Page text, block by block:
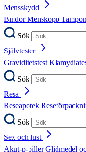
Mensskydd
BindorMenskopp
Sök
Självtester
Graviditetstest
Sök
Resa
Reseapotek
Sök
Sex och lust
Akut-p-pillerGlidmedel